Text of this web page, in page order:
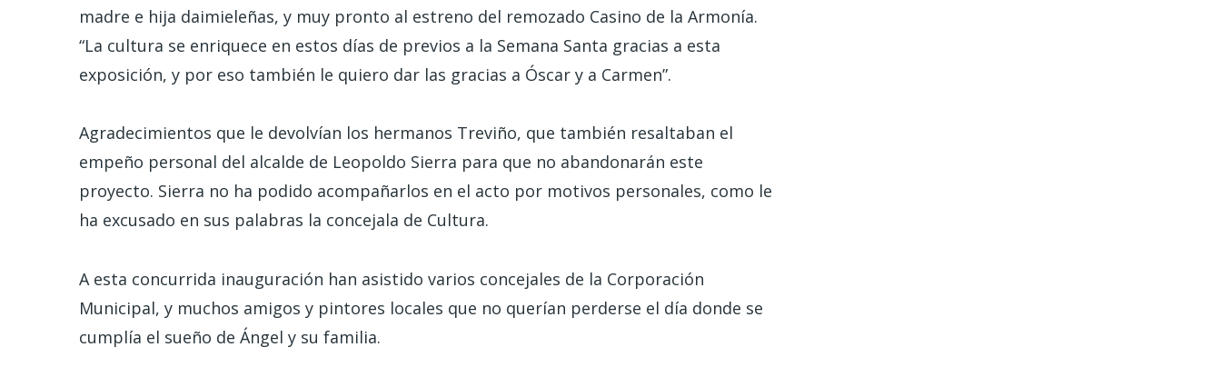
madre e hija daimieleñas, y muy pronto al estreno del remozado Casino de la Armonía.
“La cultura se enriquece en estos días de previos a la Semana Santa gracias a esta
exposición, y por eso también le quiero dar las gracias a Óscar y a Carmen”.
Agradecimientos que le devolvían los hermanos Treviño, que también resaltaban el
empeño personal del alcalde de Leopoldo Sierra para que no abandonarán este
proyecto. Sierra no ha podido acompañarlos en el acto por motivos personales, como le
ha excusado en sus palabras la concejala de Cultura.
A esta concurrida inauguración han asistido varios concejales de la Corporación
Municipal, y muchos amigos y pintores locales que no querían perderse el día donde se
cumplía el sueño de Ángel y su familia.